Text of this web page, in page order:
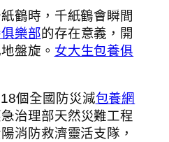
鶴時，千紙鶴會瞬間
樂部的存在意義，開
盤旋。 女大生包養俱
個全國防災減包養網
治理部天然災難工程
消防救濟靈活支隊，